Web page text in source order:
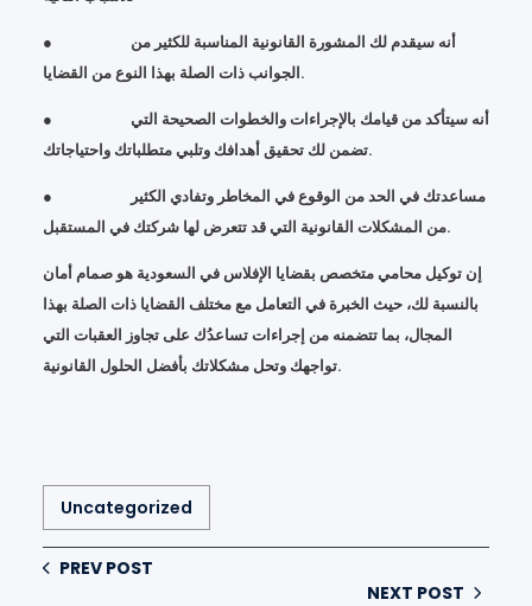
● أنه سيقدم لك المشورة القانونية المناسبة للكثير من
الجوانب ذات الصلة بهذا النوع من القضايا.
● أنه سيتأكد من قيامك بالإجراءات والخطوات الصحيحة التي
تضمن لك تحقيق أهدافك وتلبي متطلباتك واحتياجاتك.
● مساعدتك في الحد من الوقوع في المخاطر وتفادي الكثير
من المشكلات القانونية التي قد تتعرض لها شركتك في المستقبل.
إن توكيل محامي متخصص بقضايا الإفلاس في السعودية هو صمام أمان
بالنسبة لك، حيث الخبرة في التعامل مع مختلف القضايا ذات الصلة بهذا
المجال، بما تتضمنه من إجراءات تساعدُك على تجاوز العقبات التي
تواجهك وتحل مشكلاتك بأفضل الحلول القانونية.
Uncategorized
PREV POST
NEXT POST